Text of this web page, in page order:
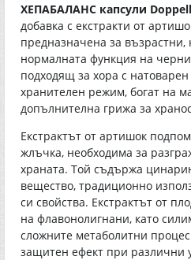
ХЕПАБАЛАНС капсули
добавка с екстракти от
предназначена за възрастни,
нормалната функция на
подходящ за хора с
хранителен режим, богат на
допълнителна грижа за
Екстрактът от артишок
жлъчка, необходима за
храната. Той съдържа
вещество, традиционно
си свойства. Екстрактът от
на флавонолигнани, като
сложните метаболитни
защитен ефект при различни